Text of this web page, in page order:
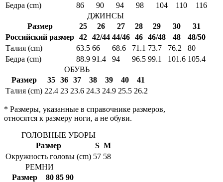
Бедра (cm)
86 90 94 98 104 110
116
ДЖИНСЫ
Размер
25 26 27 28 29 30
31
Российский размер 42 42/44 44/46 46 46/48 48
48/50
Талия (cm)
63.5 66 68.6 71.1 73.7 76.2
80
Бедра (cm)
88.9 91.4 94 96.5 99.1 101.6 105.4
ОБУВЬ
Размер
35 36 37 38 39 40
41
Талия (cm) 22.4 23 23.6 24.3 24.9 25.5 26.2
* Размеры, указанные в справочнике размеров,
относятся к размеру ноги, а не обуви.
ГОЛОВНЫЕ УБОРЫ
Размер
S M
Окружность головы (cm) 57 58
РЕМНИ
Размер
80 85 90